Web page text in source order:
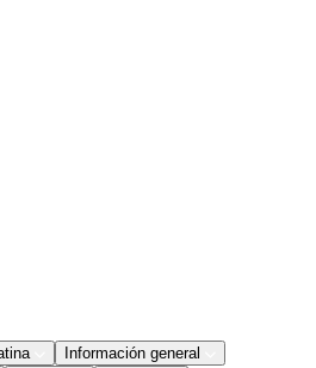
Información general